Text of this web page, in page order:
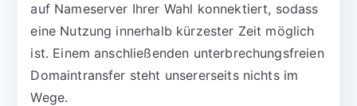
auf Nameserver Ihrer Wahl konnektiert, sodass
eine Nutzung innerhalb kürzester Zeit möglich
ist. Einem anschließenden unterbrechungsfreien
Domaintransfer steht unsererseits nichts im
Wege.